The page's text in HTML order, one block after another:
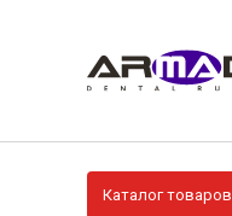
Каталог товаров